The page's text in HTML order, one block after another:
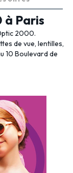
Paris
2000.
de vue, lentilles,
10 Boulevard de